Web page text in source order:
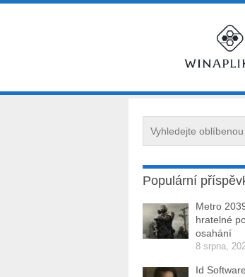
Populární
Metro
hratelné
osahání
8 srpna,
Id